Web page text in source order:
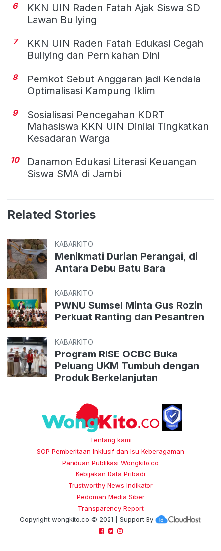
6
KKN UIN Raden Fatah Ajak Siswa SD
Lawan Bullying
7
KKN UIN Raden Fatah Edukasi Cegah
Bullying dan Pernikahan Dini
8
Pemkot Sebut Anggaran jadi Kendala
Optimalisasi Kampung Iklim
9
Sosialisasi Pencegahan KDRT
Mahasiswa KKN UIN Dinilai Tingkatkan
Kesadaran Warga
10
Danamon Edukasi Literasi Keuangan
Siswa SMA di Jambi
Related Stories
KABARKITO
Menikmati Durian Perangai, di
Antara Debu Batu Bara
KABARKITO
PWNU Sumsel Minta Gus Rozin
Perkuat Ranting dan Pesantren
KABARKITO
Program RISE OCBC Buka
Peluang UKM Tumbuh dengan
Produk Berkelanjutan
Tentang kami
SOP Pemberitaan Inklusif dan Isu Keberagaman
Panduan Publikasi Wongkito.co
Kebijakan Data Pribadi
Trustworthy News Indikator
Pedoman Media Siber
Transparency Report
Copyright wongkito.co © 2021 | Support By